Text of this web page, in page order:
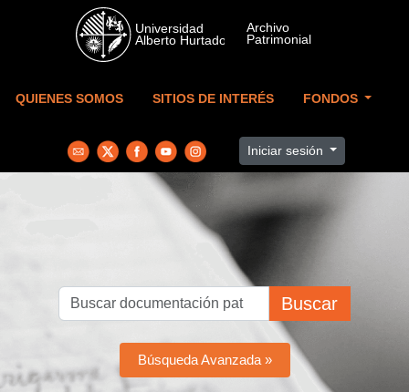
Skip to main content
QUIENES SOMOS SITIOS DE INTERÉS FONDOS
Iniciar sesión
Buscar
Búsqueda Avanzada »